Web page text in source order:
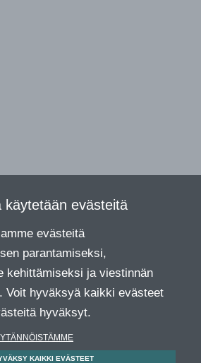
käytetään evästeitä
evästeitä
parantamiseksi,
kehittämiseksi ja viestinnän
Voit hyväksyä kaikki evästeet
hyväksyt.
KAIKKI EVÄSTEET